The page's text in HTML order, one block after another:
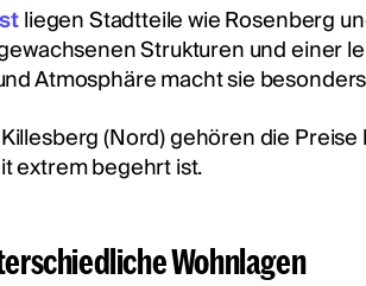
liegen Stadtteile wie Rosenberg
Strukturen und einer
Atmosphäre macht sie
(Nord) gehören die
extrem begehrt ist.
Wohnlagen